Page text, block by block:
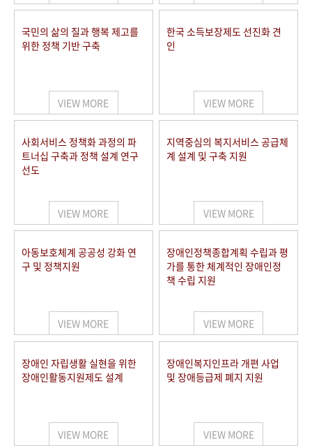
국민의 삶의 질과 행복 제고를
위한 정책 기반 구축
VIEW MORE
한국 소득보장제도 선진화 견
인
VIEW MORE
사회서비스 정책화 과정의 파
트너십 구축과 정책 설계 연구
선도
VIEW MORE
지역중심의 복지서비스 공급체
계 설계 및 구축 지원
VIEW MORE
아동보호체계 공공성 강화 연
구 및 정책지원
VIEW MORE
장애인정책종합계획 수립과 평
가를 통한 체계적인 장애인정
책 수립 지원
VIEW MORE
장애인 자립생활 실현을 위한
장애인활동지원제도 설계
VIEW MORE
장애인복지인프라 개편 사업
및 장애등급제 폐지 지원
VIEW MORE